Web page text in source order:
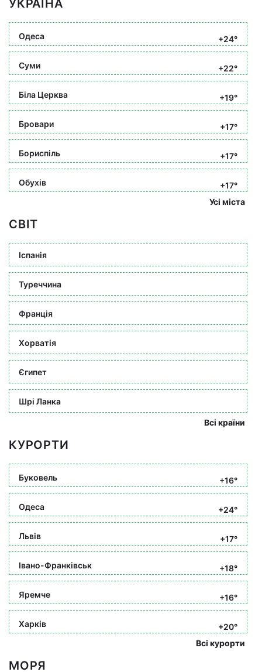
УКРАЇНА
Одеса +24°
Суми +22°
Біла Церква +19°
Бровари +17°
Бориспіль +17°
Обухів
+17°
Усі міста
СВІТ
Іспанія
Туреччина
Франція
Хорватія
Єгипет
Шрі Ланка
Всі країни
КУРОРТИ
Буковель +16°
Одеса +24°
Львів +17°
Івано-Франківськ +18°
Яремче +16°
Харків
+20°
Всі курорти
МОРЯ